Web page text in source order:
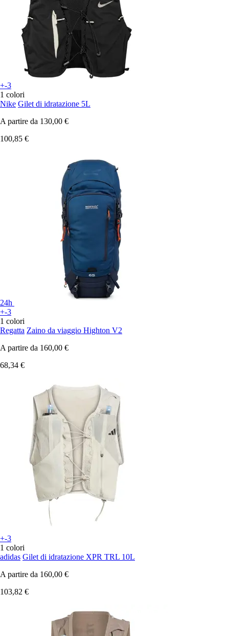
+-3
1 colori
Nike Gilet di idratazione 5L
A partire da 130,00 €
100,85 €
24h
+-3
1 colori
Regatta Zaino da viaggio Highton V2
A partire da 160,00 €
68,34 €
+-3
1 colori
adidas Gilet di idratazione XPR TRL 10L
A partire da 160,00 €
103,82 €